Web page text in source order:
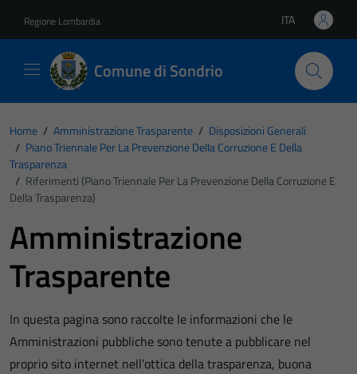
Regione Lombardia Lingua attiva:
ITA
Comune di Sondrio
Home / Amministrazione Trasparente / Disposizioni Generali
/ Piano Triennale Per La Prevenzione Della Corruzione E Della
Trasparenza
/ Riferimenti (Piano Triennale Per La Prevenzione Della Corruzione E
Della Trasparenza)
Amministrazione
Trasparente
In questa pagina sono raccolte le informazioni che le
Amministrazioni pubbliche sono tenute a pubblicare nel
proprio sito internet nell’ottica della trasparenza, buona